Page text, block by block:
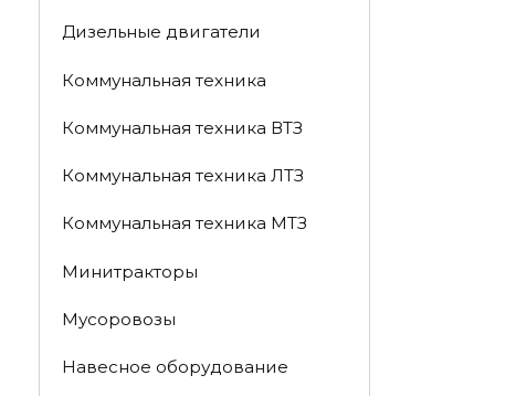
Дизельные двигатели
Коммунальная техника
Коммунальная техника ВТЗ
Коммунальная техника ЛТЗ
Коммунальная техника МТЗ
Минитракторы
Мусоровозы
Навесное оборудование